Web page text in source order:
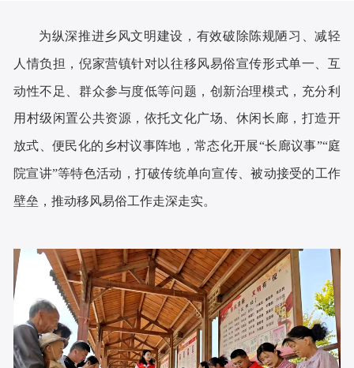
为纵深推进乡风文明建设，有效破除陈规陋习、减轻
人情负担，倪家营镇针对以往移风易俗宣传形式单一、互
动性不足、群众参与度低等问题，创新治理模式，充分利
用村级闲置公共资源，依托文化广场、休闲长廊，打造开
放式、便民化的乡村议事阵地，常态化开展“长廊议事”“庭
院宣讲”等特色活动，打破传统单向宣传、被动接受的工作
壁垒，推动移风易俗工作走深走实。